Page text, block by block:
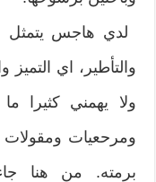
‬لدي هاجس‮ ‬يتمثل‮
والتأطير،‮ ‬اي التميز
‬ولا‮ ‬يهمني كثيرا
ومرحعيات‮
برمته‮. ‬من هنا